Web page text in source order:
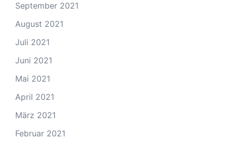
September 2021
August 2021
Juli 2021
Juni 2021
Mai 2021
April 2021
März 2021
Februar 2021